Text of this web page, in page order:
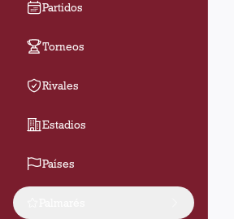
Partidos
Torneos
Rivales
Estadios
Países